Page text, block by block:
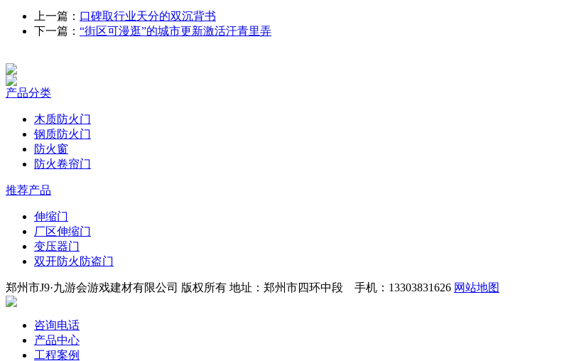
上一篇： 口碑取行业天分的双沉背书
下一篇： “街区可漫逛”的城市更新激活汗青里弄
产品分类
木质防火门
钢质防火门
防火窗
防火卷帘门
推荐产品
伸缩门
厂区伸缩门
变压器门
双开防火防盗门
郑州市J9·九游会游戏建材有限公司 版权所有 地址：郑州市四环中段 手机：13303831626 网站地图
咨询电话
产品中心
工程案例